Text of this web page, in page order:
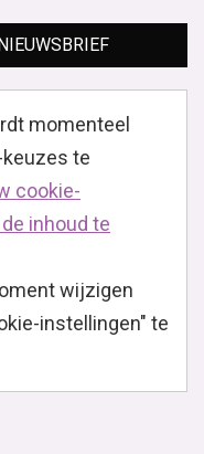
momenteel
te
cookie-
inhoud te
wijzigen
instellingen" te